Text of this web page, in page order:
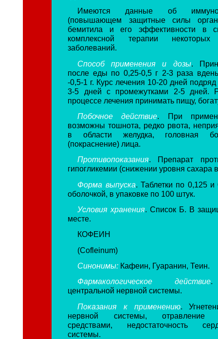
Имеются данные об
(повышающем защитные силы
бемитила и его эффективности в
комплексной терапии некоторых
заболеваний.
Способ применения и дозы.
после еды по 0,25-0,5 г 2-3 раза
-0,5-1 г. Курс лечения 10-20 дней
3-5 дней с промежутками 2-5 дней.
процессе лечения принимать пищу,
Побочное действие. При
возможны тошнота, редко рвота,
в области желудка, головная
(покраснение) лица.
Противопоказания. Препарат
гипогликемии (снижении уровня сахара
Форма выпуска. Таблетки по 0,125 и
оболочкой, в упаковке по 100 штук.
Условия хранения. Список Б. В
месте.
КОФЕИН
(Cofleinum)
Синонимы: Кафеин, Гуаранин, Теин.
Фармакологическое действие.
центральной нервной системы.
Показания к применению.
нервной системы, отравление
средствами, недостаточность
системы.